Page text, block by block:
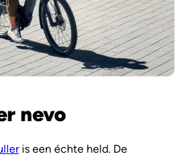
nevo
is een échte held. De